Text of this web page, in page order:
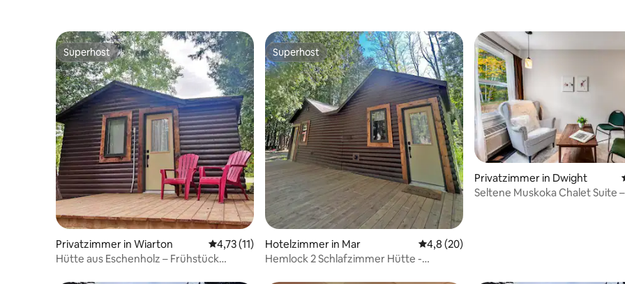
Superhost
Superhost
Privatzimmer in Wiarton Durchschnittliche Bewertung: 4,73 von 5, 11 Bewertungen
4,73 (11)
Hütte aus Eschenholz – Frühstück
Superhost
Superhost
Hotelzimmer in Mar Durchschnittliche Bewertung: 4,8 von 5,
4,8 (20)
Hemlock 2 Schlafzimmer Hütte -
Privatzimmer in Dwight
Seltene Muskoka Chalet Suite